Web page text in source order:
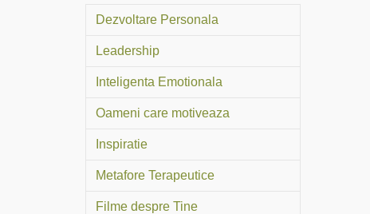
Dezvoltare Personala
Leadership
Inteligenta Emotionala
Oameni care motiveaza
Inspiratie
Metafore Terapeutice
Filme despre Tine